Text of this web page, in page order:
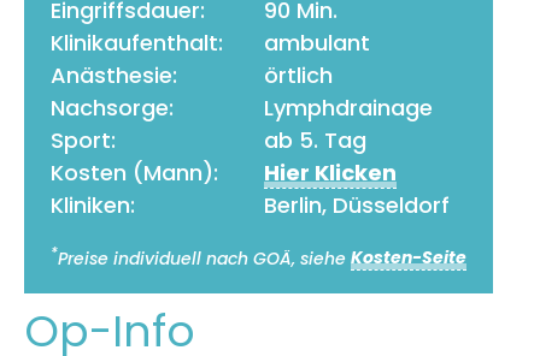
Eingriffsdauer:
90 Min.
Klinikaufenthalt:
ambulant
Anästhesie:
örtlich
Nachsorge:
Lymphdrainage
Sport:
ab 5. Tag
Kosten (Mann):
Hier Klicken
Kliniken:
Berlin, Düsseldorf
*Preise individuell nach GOÄ, siehe Kosten-Seite
Op-Info